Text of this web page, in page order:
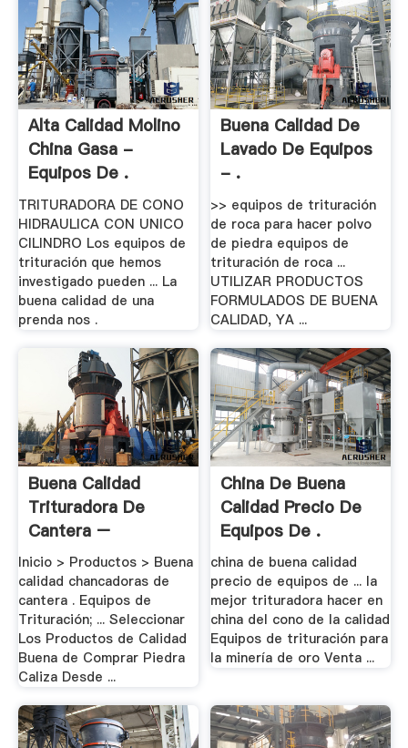
Alta Calidad Molino
China Gasa -
Equipos De .
TRITURADORA DE CONO
HIDRAULICA CON UNICO
CILINDRO Los equipos de
trituración que hemos
investigado pueden ... La
buena calidad de una
prenda nos .
Buena Calidad De
Lavado De Equipos
- .
>> equipos de trituración
de roca para hacer polvo
de piedra equipos de
trituración de roca ...
UTILIZAR PRODUCTOS
FORMULADOS DE BUENA
CALIDAD, YA ...
Buena Calidad
Trituradora De
Cantera –
Trituradora .
Inicio > Productos > Buena
calidad chancadoras de
cantera . Equipos de
Trituración; ... Seleccionar
Los Productos de Calidad
Buena de Comprar Piedra
Caliza Desde ...
China De Buena
Calidad Precio De
Equipos De .
china de buena calidad
precio de equipos de ... la
mejor trituradora hacer en
china del cono de la calidad
Equipos de trituración para
la minería de oro Venta ...